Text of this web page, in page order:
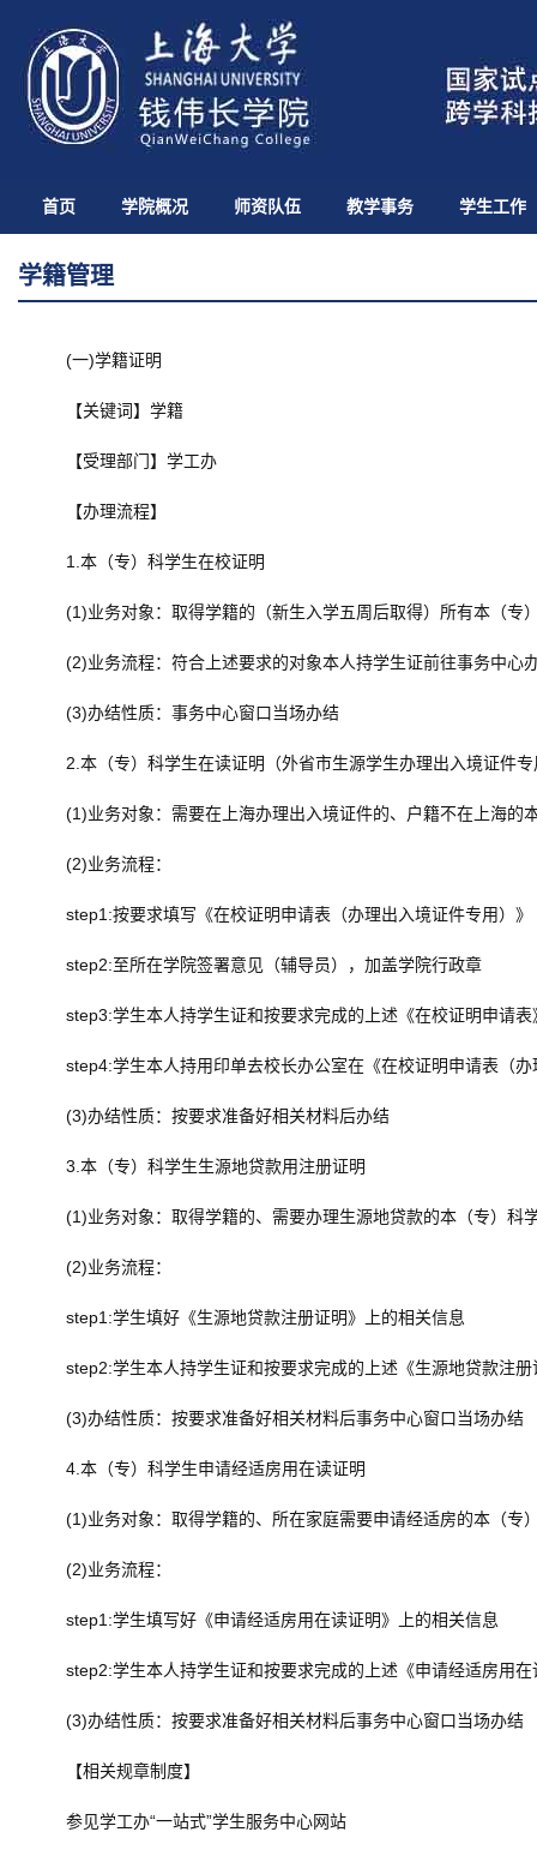
首页 学院概况 师资队伍 教学事务 学生工作
学籍管理
(一)学籍证明
【关键词】学籍
【受理部门】学工办
【办理流程】
1.本（专）科学生在校证明
(1)业务对象：取得学籍的（新生入学五周后取得）所有本（专
(2)业务流程：符合上述要求的对象本人持学生证前往事务中心
(3)办结性质：事务中心窗口当场办结
2.本（专）科学生在读证明（外省市生源学生办理出入境证件专
(1)业务对象：需要在上海办理出入境证件的、户籍不在上海的
(2)业务流程：
step1:按要求填写《在校证明申请表（办理出入境证件专用）》
step2:至所在学院签署意见（辅导员），加盖学院行政章
step3:学生本人持学生证和按要求完成的上述《在校证明申请
step4:学生本人持用印单去校长办公室在《在校证明申请表（
(3)办结性质：按要求准备好相关材料后办结
3.本（专）科学生生源地贷款用注册证明
(1)业务对象：取得学籍的、需要办理生源地贷款的本（专）科
(2)业务流程：
step1:学生填好《生源地贷款注册证明》上的相关信息
step2:学生本人持学生证和按要求完成的上述《生源地贷款注
(3)办结性质：按要求准备好相关材料后事务中心窗口当场办结
4.本（专）科学生申请经适房用在读证明
(1)业务对象：取得学籍的、所在家庭需要申请经适房的本（专
(2)业务流程：
step1:学生填写好《申请经适房用在读证明》上的相关信息
step2:学生本人持学生证和按要求完成的上述《申请经适房用
(3)办结性质：按要求准备好相关材料后事务中心窗口当场办结
【相关规章制度】
参见学工办“一站式”学生服务中心网站